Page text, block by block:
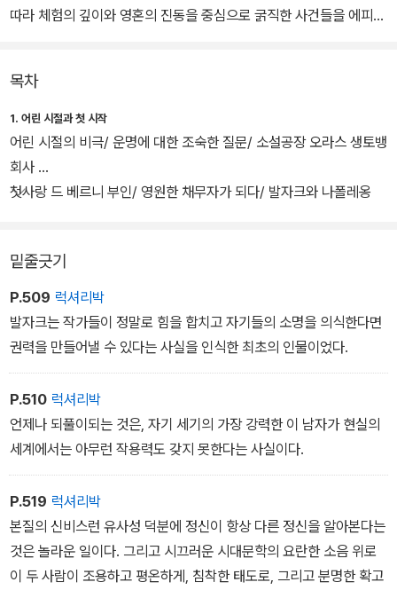
따라 체험의 깊이와 영혼의 진동을 중심으로 굵직한 사건들을 에피소
그럼으로 무거워지기 쉬운 작가 평전을 쉽게 읽히도록 만들었으며 발
자크 내면의 심리적 동인들까지 밝혀내고 있다. 또 많은 부분에 있어
발자크 작품들에 대한 분석과 평가를 내려 발자크의 삶뿐 아니라 그
의 작품세계에 대한 안내도 겸하고 있다.
목차
1. 어린 시절과 첫 시작
어린 시절의 비극/ 운명에 대한 조숙한 질문/ 소설공장 오라스 생토뱅
회사
첫사랑 드 베르니 부인/ 영원한 채무자가 되다/ 발자크와 나폴레옹
밑줄긋기
P.509 럭셔리박
발자크는 작가들이 정말로 힘을 합치고 자기들의 소명을 의식한다면
권력을 만들어낼 수 있다는 사실을 인식한 최초의 인물이었다.
P.510 럭셔리박
언제나 되풀이되는 것은, 자기 세기의 가장 강력한 이 남자가 현실의
세계에서는 아무런 작용력도 갖지 못한다는 사실이다.
P.519 럭셔리박
본질의 신비스런 유사성 덕분에 정신이 항상 다른 정신을 알아본다는
것은 놀라운 일이다. 그리고 시끄러운 시대문학의 요란한 소음 위로
이 두 사람이 조용하고 평온하게, 침착한 태도로, 그리고 분명한 확고